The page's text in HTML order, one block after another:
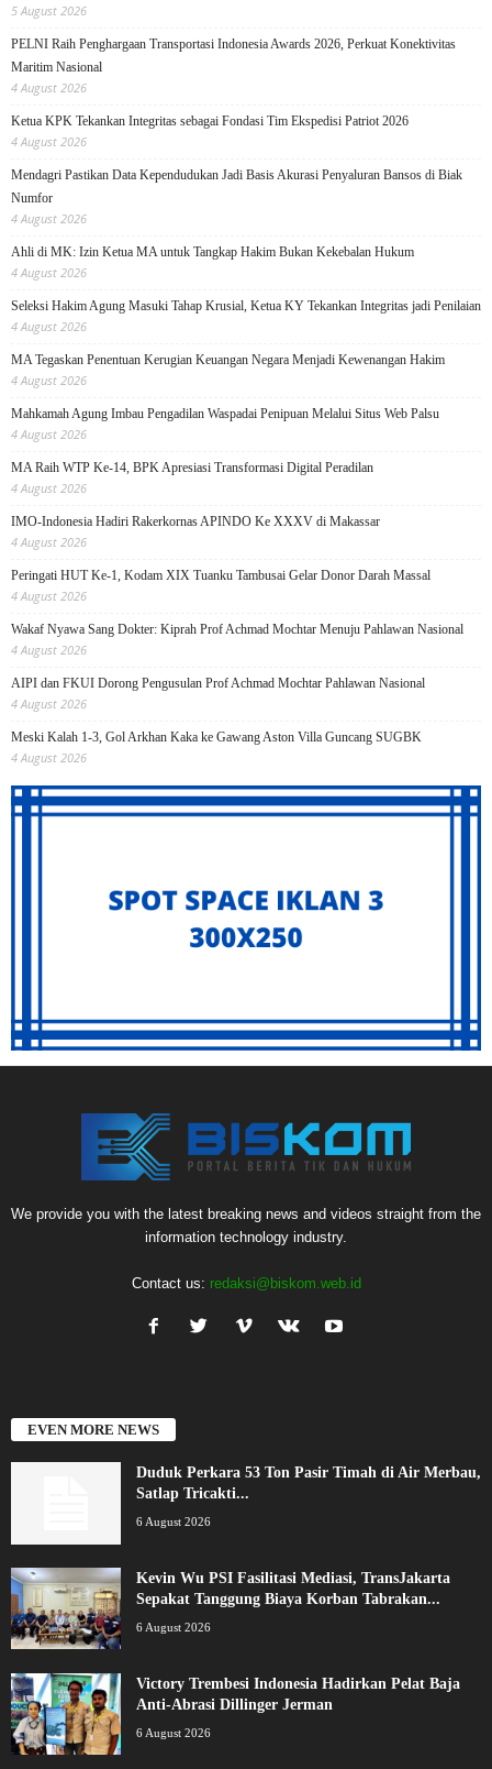
5 August 2026
PELNI Raih Penghargaan Transportasi Indonesia Awards 2026, Perkuat Konektivitas
Maritim Nasional
4 August 2026
Ketua KPK Tekankan Integritas sebagai Fondasi Tim Ekspedisi Patriot 2026
4 August 2026
Mendagri Pastikan Data Kependudukan Jadi Basis Akurasi Penyaluran Bansos di Biak
Numfor
4 August 2026
Ahli di MK: Izin Ketua MA untuk Tangkap Hakim Bukan Kekebalan Hukum
4 August 2026
Seleksi Hakim Agung Masuki Tahap Krusial, Ketua KY Tekankan Integritas jadi Penilaian
4 August 2026
MA Tegaskan Penentuan Kerugian Keuangan Negara Menjadi Kewenangan Hakim
4 August 2026
Mahkamah Agung Imbau Pengadilan Waspadai Penipuan Melalui Situs Web Palsu
4 August 2026
MA Raih WTP Ke-14, BPK Apresiasi Transformasi Digital Peradilan
4 August 2026
IMO-Indonesia Hadiri Rakerkornas APINDO Ke XXXV di Makassar
4 August 2026
Peringati HUT Ke-1, Kodam XIX Tuanku Tambusai Gelar Donor Darah Massal
4 August 2026
Wakaf Nyawa Sang Dokter: Kiprah Prof Achmad Mochtar Menuju Pahlawan Nasional
4 August 2026
AIPI dan FKUI Dorong Pengusulan Prof Achmad Mochtar Pahlawan Nasional
4 August 2026
Meski Kalah 1-3, Gol Arkhan Kaka ke Gawang Aston Villa Guncang SUGBK
4 August 2026
We provide you with the latest breaking news and videos straight from the
information technology industry.
Contact us: redaksi@biskom.web.id
EVEN MORE NEWS
Duduk Perkara 53 Ton Pasir Timah di Air Merbau,
Satlap Tricakti...
6 August 2026
Kevin Wu PSI Fasilitasi Mediasi, TransJakarta
Sepakat Tanggung Biaya Korban Tabrakan...
6 August 2026
Victory Trembesi Indonesia Hadirkan Pelat Baja
Anti-Abrasi Dillinger Jerman
6 August 2026